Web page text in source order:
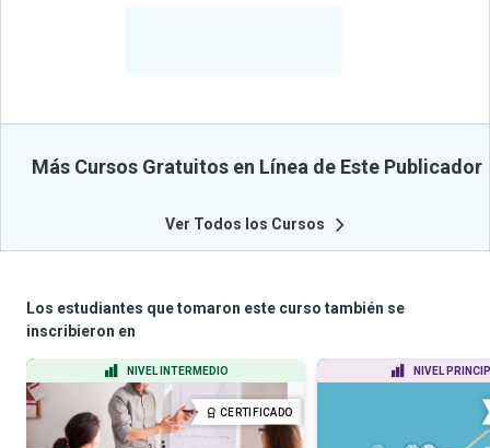
Más Cursos Gratuitos en Línea de Este Publicador
Ver Todos los Cursos
Los estudiantes que tomaron este curso también se
inscribieron en
NIVEL INTERMEDIO
CERTIFICADO
NIVEL